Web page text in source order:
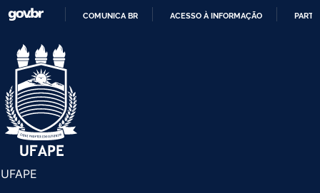
Pular
COMUNICA BR ACESSO À INFORMAÇÃO
UFAPE